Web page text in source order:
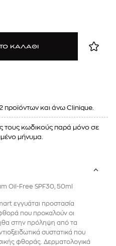
ΚΑΛΑΘΙ
προϊόντων και άνω Clinique.
τους κωδικούς παρά μόνο σε
μήνυμα.
Oil-Free SPF30, 50ml
εγγυάται προστασία
που προκαλούν οι
στην πρόληψη από τα
συστατικά που
φθοράς. Δερματολογικά